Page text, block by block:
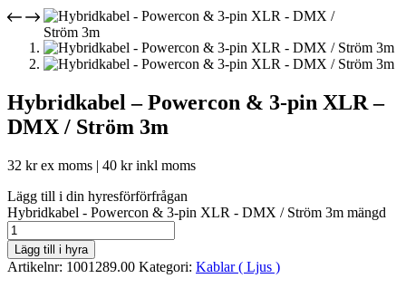
Hybridkabel – Powercon & 3-pin XLR –
DMX / Ström 3m
32 krex moms | 40 krinkl moms
Lägg till i din hyresförförfrågan
Hybridkabel - Powercon & 3-pin XLR - DMX / Ström 3m mängd
Lägg till i hyra
Artikelnr: 1001289.00 Kategori: Kablar ( Ljus )